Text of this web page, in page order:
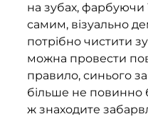
на зубах, фарбуючи
самим, візуально
потрібно чистити
можна провести
правило, синього
більше не повинно
ж знаходите